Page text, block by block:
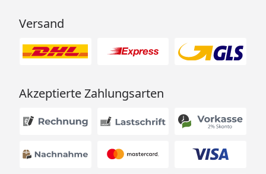
Versand
Akzeptierte Zahlungsarten